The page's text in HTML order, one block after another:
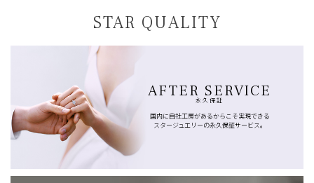
STAR QUALITY
AFTER SERVICE
永久保証
国内に自社工房があるからこそ実現できる
スタージュエリーの永久保証サービス。